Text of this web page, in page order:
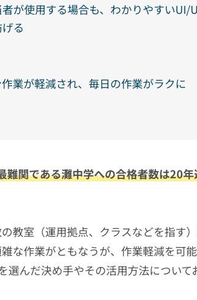
が使用する場合も、わかりやすいUI/
る
業が軽減され、毎日の作業がラクに
難関である灘中学への合格者数は20
教室（運用拠点、クラスなどを指す
な作業がともなうが、作業軽減を可
んだ決め手やその活用方法について